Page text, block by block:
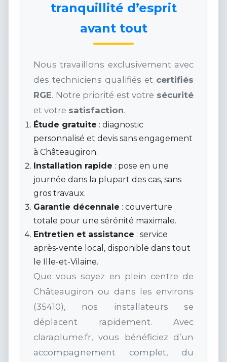
tranquillité d’esprit
avant tout
Nous travaillons exclusivement avec
des techniciens qualifiés et certifiés
RGE. Notre priorité est votre sécurité
et votre satisfaction.
Étude gratuite : diagnostic
personnalisé et devis sans engagement
à Châteaugiron.
Installation rapide : pose en une
journée dans la plupart des cas, sans
gros travaux.
Garantie décennale : couverture
totale pour une sérénité maximale.
Entretien et assistance : service
après-vente local, disponible dans tout
le Ille-et-Vilaine.
Que vous soyez en plein centre de
Châteaugiron ou dans les environs
(35410), nos installateurs se
déplacent rapidement. Avec
claraplume.fr, vous bénéficiez d’un
accompagnement complet, du